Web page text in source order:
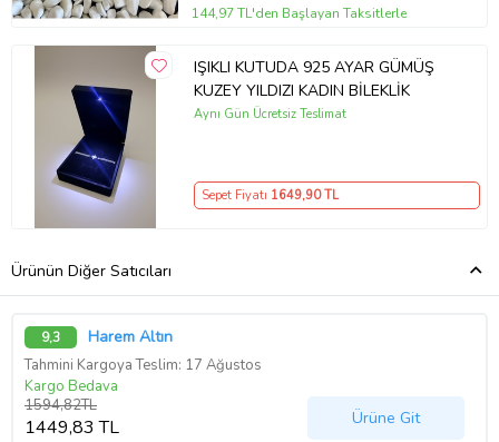
144,97 TL'den Başlayan Taksitlerle
IŞIKLI KUTUDA 925 AYAR GÜMÜŞ
KUZEY YILDIZI KADIN BİLEKLİK
Aynı Gün Ücretsiz Teslimat
Sepet Fiyatı 1649,90 TL
Ürünün Diğer Satıcıları
9,3 Harem Altın
Tahmini Kargoya Teslim: 17 Ağustos
Kargo Bedava
1594,82TL
1449,83 TL Ürüne Git